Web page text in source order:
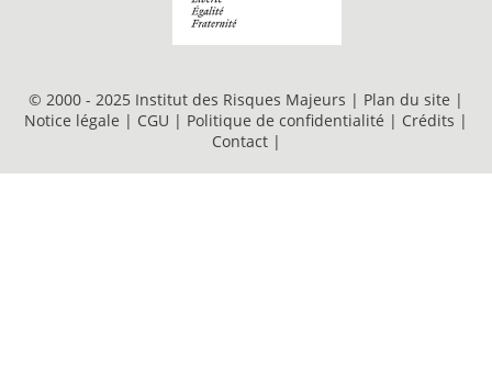
© 2000 - 2025 Institut des Risques Majeurs | Plan du site |
Notice légale | CGU | Politique de confidentialité | Crédits |
Contact |